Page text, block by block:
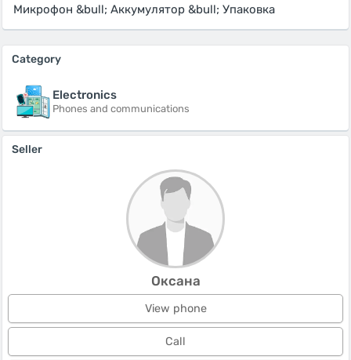
Микрофон &bull; Аккумулятор &bull; Упаковка
Category
Electronics
Phones and communications
Seller
Оксана
View phone
Call